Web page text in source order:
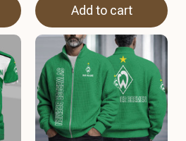
Add to cart